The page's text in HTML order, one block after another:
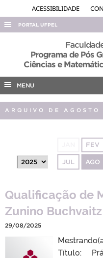
ACESSIBILIDADE
PORTAL UFPEL
ACESSO À INFORMAÇÃO
AUDITORIA
EDITAIS
PORTARIAS
Programa de Pós
Ciências e
MENU
ARQUIVO DE AGOSTO
FEV
JUL AGO
Qualificação de
Zunino Buchvaitz
29/08/2025
Título: